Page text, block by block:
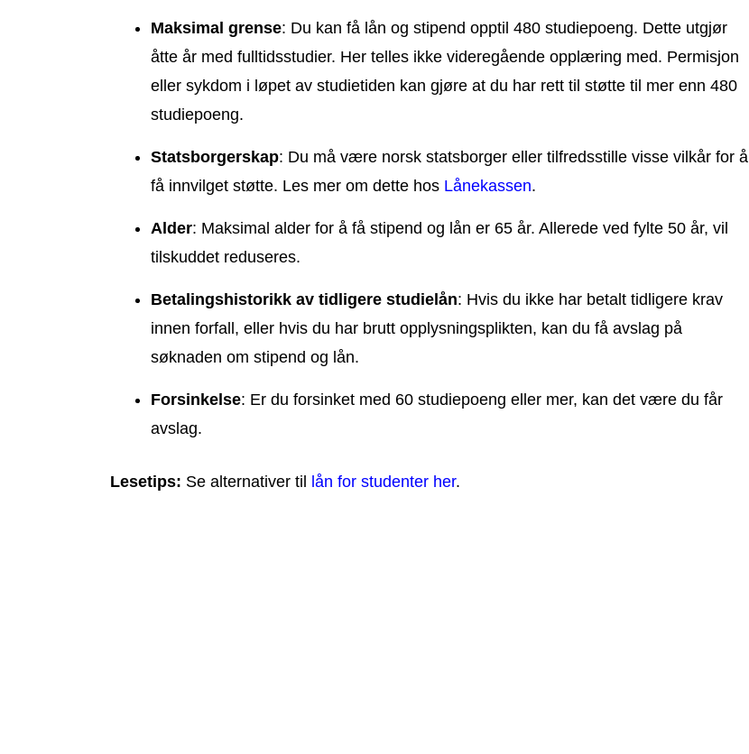
Maksimal grense: Du kan få lån og stipend opptil 480 studiepoeng. Dette utgjør
åtte år med fulltidsstudier. Her telles ikke videregående opplæring med. Permisjon
eller sykdom i løpet av studietiden kan gjøre at du har rett til støtte til mer enn 480
studiepoeng.
Statsborgerskap: Du må være norsk statsborger eller tilfredsstille visse vilkår for å
få innvilget støtte. Les mer om dette hos Lånekassen.
Alder: Maksimal alder for å få stipend og lån er 65 år. Allerede ved fylte 50 år, vil
tilskuddet reduseres.
Betalingshistorikk av tidligere studielån: Hvis du ikke har betalt tidligere krav
innen forfall, eller hvis du har brutt opplysningsplikten, kan du få avslag på
søknaden om stipend og lån.
Forsinkelse: Er du forsinket med 60 studiepoeng eller mer, kan det være du får
avslag.
Lesetips: Se alternativer til lån for studenter her.